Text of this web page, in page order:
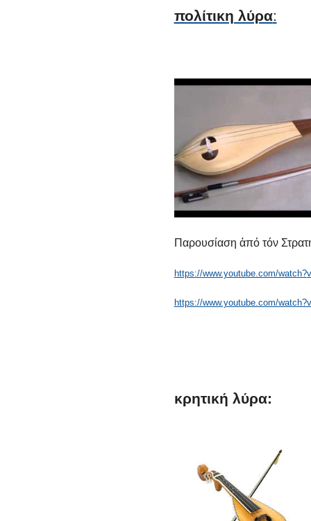
πολίτικη λύρα:
Παρουσίαση ἀπό τόν
https://www.youtube.com/watch?
https://www.youtube.com/
κρητική λύρα: